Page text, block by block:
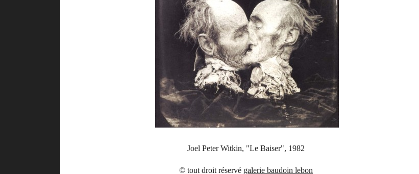
Joel Peter Witkin, "Le Baiser", 1982
© tout droit réservé galerie baudoin lebon